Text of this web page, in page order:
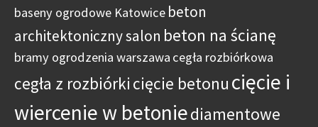
baseny ogrodowe Katowice beton
architektoniczny salon beton na ścianę
bramy ogrodzenia warszawa cegła rozbiórkowa
cegła z rozbiórki cięcie betonu cięcie i
wiercenie w betoniediamentowe